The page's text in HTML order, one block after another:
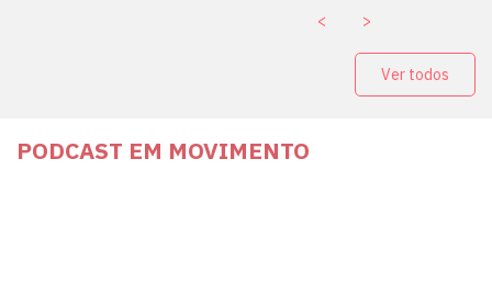
< >
Ver todos
PODCAST EM MOVIMENTO